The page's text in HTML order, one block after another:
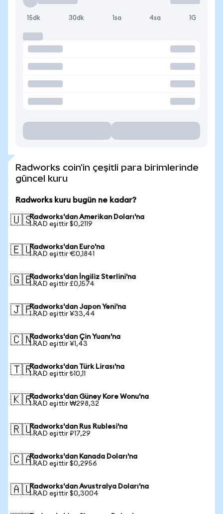
15dk 30dk 1sa 4sa 1G
Radworks coin'in çeşitli para birimlerinde
güncel kuru
Radworks kuru bugün ne kadar?
🇺🇸Radworks'dan Amerikan Doları'na
1 RAD eşittir $0,2119
🇪🇺Radworks'dan Euro'na
1 RAD eşittir €0,1841
🇬🇧Radworks'dan İngiliz Sterlini'na
1 RAD eşittir £0,1574
🇯🇵Radworks'dan Japon Yeni'na
1 RAD eşittir ¥33,44
🇨🇳Radworks'dan Çin Yuanı'na
1 RAD eşittir ¥1,43
🇹🇷Radworks'dan Türk Lirası'na
1 RAD eşittir ₺10,11
🇰🇷Radworks'dan Güney Kore Wonu'na
1 RAD eşittir ₩298,32
🇷🇺Radworks'dan Rus Rublesi'na
1 RAD eşittir ₽17,29
🇨🇦Radworks'dan Kanada Doları'na
1 RAD eşittir $0,2956
🇦🇺Radworks'dan Avustralya Doları'na
1 RAD eşittir $0,3004